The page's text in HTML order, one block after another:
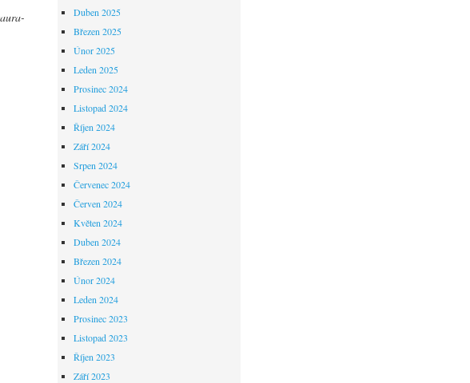
Duben 2025
Březen 2025
Únor 2025
Leden 2025
Prosinec 2024
Listopad 2024
Říjen 2024
Září 2024
Srpen 2024
Červenec 2024
Červen 2024
Květen 2024
Duben 2024
Březen 2024
Únor 2024
Leden 2024
Prosinec 2023
Listopad 2023
Říjen 2023
Září 2023